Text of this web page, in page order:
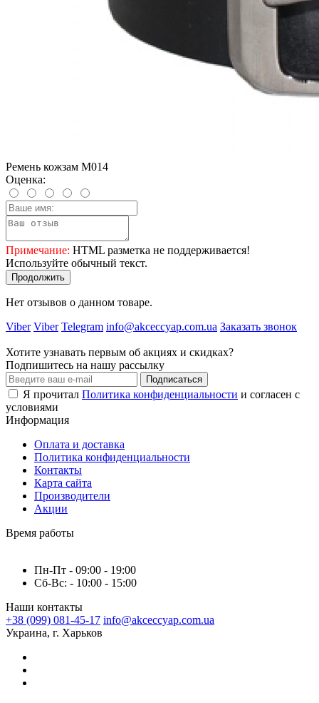
Ремень кожзам M014
Оценка:
Примечание: HTML разметка не поддерживается!
Используйте обычный текст.
Продолжить
Нет отзывов о данном товаре.
Viber Viber Telegram info@akceccyap.com.ua Заказать звонок
Хотите узнавать первым об акциях и скидках?
Подпишитесь на нашу рассылку
Подписаться
Я прочитал Политика конфиденциальности и согласен с
условиями
Информация
Оплата и доставка
Политика конфиденциальности
Контакты
Карта сайта
Производители
Акции
Время работы
Пн-Пт - 09:00 - 19:00
Сб-Вс: - 10:00 - 15:00
Наши контакты
+38 (099) 081-45-17 info@akceccyap.com.ua
Украина, г. Харьков